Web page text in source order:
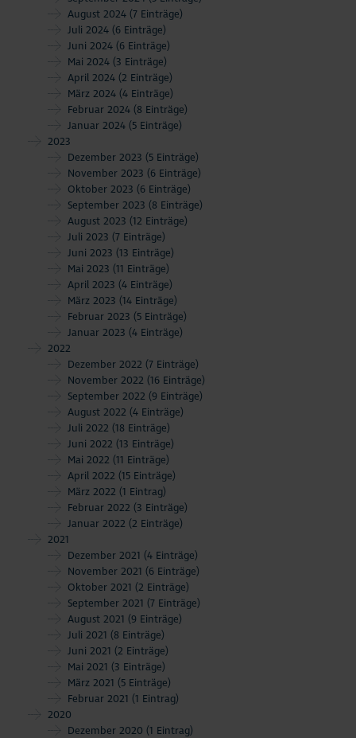
August 2024 (7 Einträge)
Juli 2024 (6 Einträge)
Juni 2024 (6 Einträge)
Mai 2024 (3 Einträge)
April 2024 (2 Einträge)
März 2024 (4 Einträge)
Februar 2024 (8 Einträge)
Januar 2024 (5 Einträge)
2023
Dezember 2023 (5 Einträge)
November 2023 (6 Einträge)
Oktober 2023 (6 Einträge)
September 2023 (8 Einträge)
August 2023 (12 Einträge)
Juli 2023 (7 Einträge)
Juni 2023 (13 Einträge)
Mai 2023 (11 Einträge)
April 2023 (4 Einträge)
März 2023 (14 Einträge)
Februar 2023 (5 Einträge)
Januar 2023 (4 Einträge)
2022
Dezember 2022 (7 Einträge)
November 2022 (16 Einträge)
September 2022 (9 Einträge)
August 2022 (4 Einträge)
Juli 2022 (18 Einträge)
Juni 2022 (13 Einträge)
Mai 2022 (11 Einträge)
April 2022 (15 Einträge)
März 2022 (1 Eintrag)
Februar 2022 (3 Einträge)
Januar 2022 (2 Einträge)
2021
Dezember 2021 (4 Einträge)
November 2021 (6 Einträge)
Oktober 2021 (2 Einträge)
September 2021 (7 Einträge)
August 2021 (9 Einträge)
Juli 2021 (8 Einträge)
Juni 2021 (2 Einträge)
Mai 2021 (3 Einträge)
März 2021 (5 Einträge)
Februar 2021 (1 Eintrag)
2020
Dezember 2020 (1 Eintrag)